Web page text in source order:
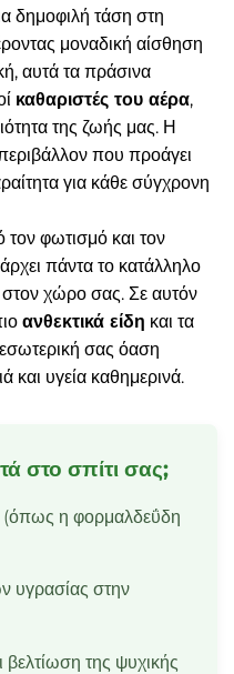
δημοφιλή τάση στη
μοναδική αίσθηση
αυτά τα πράσινα
καθαριστές του αέρα,
της ζωής μας. Η
που προάγει
για κάθε σύγχρονη
φωτισμό και τον
πάντα το κατάλληλο
στον χώρο σας. Σε αυτόν
ανθεκτικά είδη και τα
εσωτερική σας όαση
υγεία καθημερινά.
στο σπίτι σας;
(όπως η φορμαλδεΰδη
υγρασίας στην
της ψυχικής